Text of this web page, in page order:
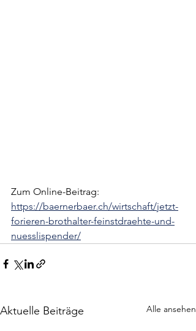
Zum Online-Beitrag:
https://baernerbaer.ch/wirtschaft/jetzt-
forieren-brothalter-feinstdraehte-und-
nuesslispender/
Aktuelle Beiträge Alle ansehen